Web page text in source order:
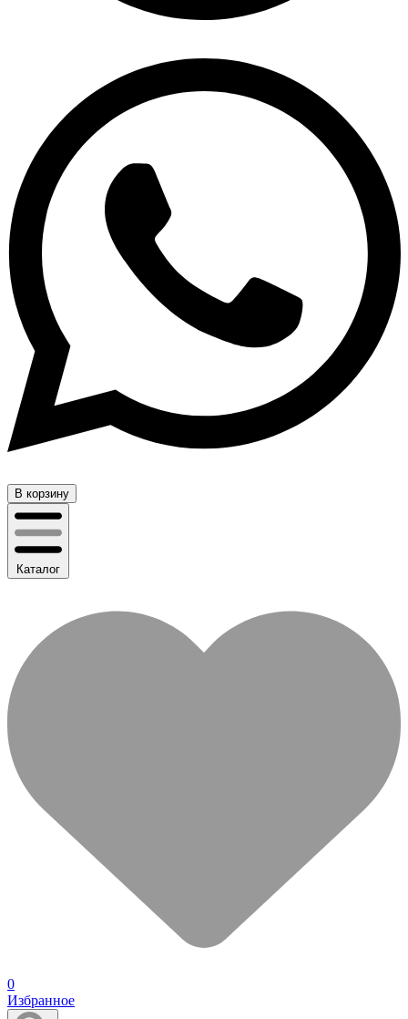
В корзину
Каталог
0
Избранное